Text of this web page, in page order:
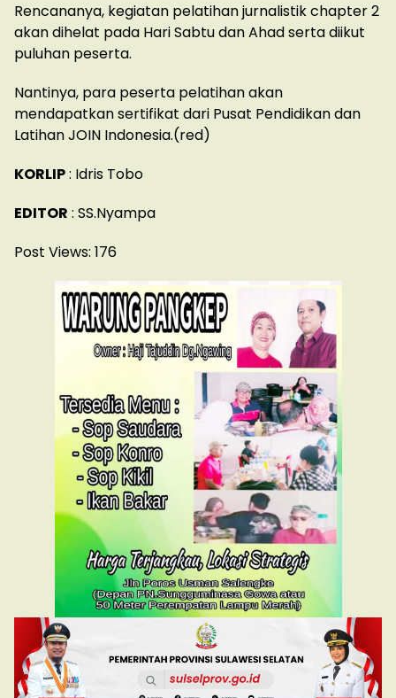
Rencananya, kegiatan pelatihan jurnalistik chapter 2
akan dihelat pada Hari Sabtu dan Ahad serta diikut
puluhan peserta.
Nantinya, para peserta pelatihan akan
mendapatkan sertifikat dari Pusat Pendidikan dan
Latihan JOIN Indonesia.(red)
KORLIP: Idris Tobo
EDITOR : SS.Nyampa
Post Views: 176